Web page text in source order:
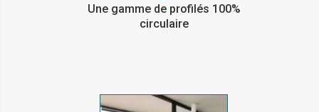
Une gamme de profilés 100%
circulaire